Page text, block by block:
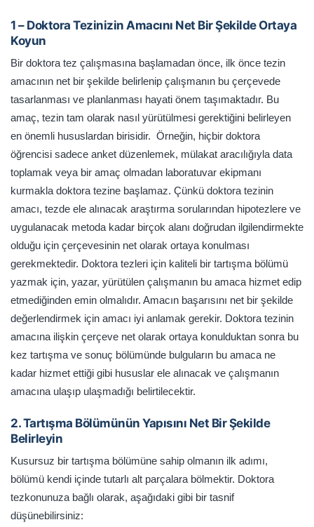
1 – Doktora Tezinizin Amacını Net Bir Şekilde Ortaya
Koyun
Bir doktora tez çalışmasına başlamadan önce, ilk önce tezin
amacının net bir şekilde belirlenip çalışmanın bu çerçevede
tasarlanması ve planlanması hayati önem taşımaktadır. Bu
amaç, tezin tam olarak nasıl yürütülmesi gerektiğini belirleyen
en önemli hususlardan birisidir. Örneğin, hiçbir doktora
öğrencisi sadece anket düzenlemek, mülakat aracılığıyla data
toplamak veya bir amaç olmadan laboratuvar ekipmanı
kurmakla doktora tezine başlamaz. Çünkü doktora tezinin
amacı, tezde ele alınacak araştırma sorularından hipotezlere ve
uygulanacak metoda kadar birçok alanı doğrudan ilgilendirmekte
olduğu için çerçevesinin net olarak ortaya konulması
gerekmektedir. Doktora tezleri için kaliteli bir tartışma bölümü
yazmak için, yazar, yürütülen çalışmanın bu amaca hizmet edip
etmediğinden emin olmalıdır. Amacın başarısını net bir şekilde
değerlendirmek için amacı iyi anlamak gerekir. Doktora tezinin
amacına ilişkin çerçeve net olarak ortaya konulduktan sonra bu
kez tartışma ve sonuç bölümünde bulguların bu amaca ne
kadar hizmet ettiği gibi hususlar ele alınacak ve çalışmanın
amacına ulaşıp ulaşmadığı belirtilecektir.
2. Tartışma Bölümünün Yapısını Net Bir Şekilde
Belirleyin
Kusursuz bir tartışma bölümüne sahip olmanın ilk adımı,
bölümü kendi içinde tutarlı alt parçalara bölmektir. Doktora
tezkonunuza bağlı olarak, aşağıdaki gibi bir tasnif
düşünebilirsiniz: